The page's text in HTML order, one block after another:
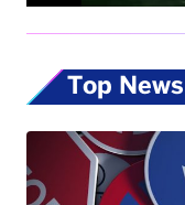
Top News